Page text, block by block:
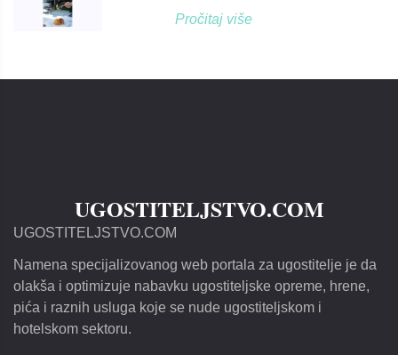
Pročitaj više
UGOSTITELJSTVO.COM
UGOSTITELJSTVO.COM
Namena specijalizovanog web portala za ugostitelje je da
olakša i optimizuje nabavku ugostiteljske opreme, hrene,
pića i raznih usluga koje se nude ugostiteljskom i
hotelskom sektoru.